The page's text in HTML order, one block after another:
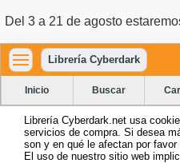
Del 3 a 21 de agosto
Librería Cyberdark
Inicio Buscar
Librería Cyberdark.net usa
servicios de compra. Si desea
son y en qué le afectan por favor
El uso de nuestro sitio web